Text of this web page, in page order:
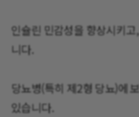
인슐린 민감성을 향상시키
니다.
당뇨병(특히 제2형 당뇨)에
있습니다.